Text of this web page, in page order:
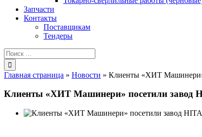
Запчасти
Контакты
Поставщикам
Тендеры
Результат
поиска:
Главная страница » Новости » Клиенты «ХИТ
Клиенты «ХИТ Машинери» посетили завод